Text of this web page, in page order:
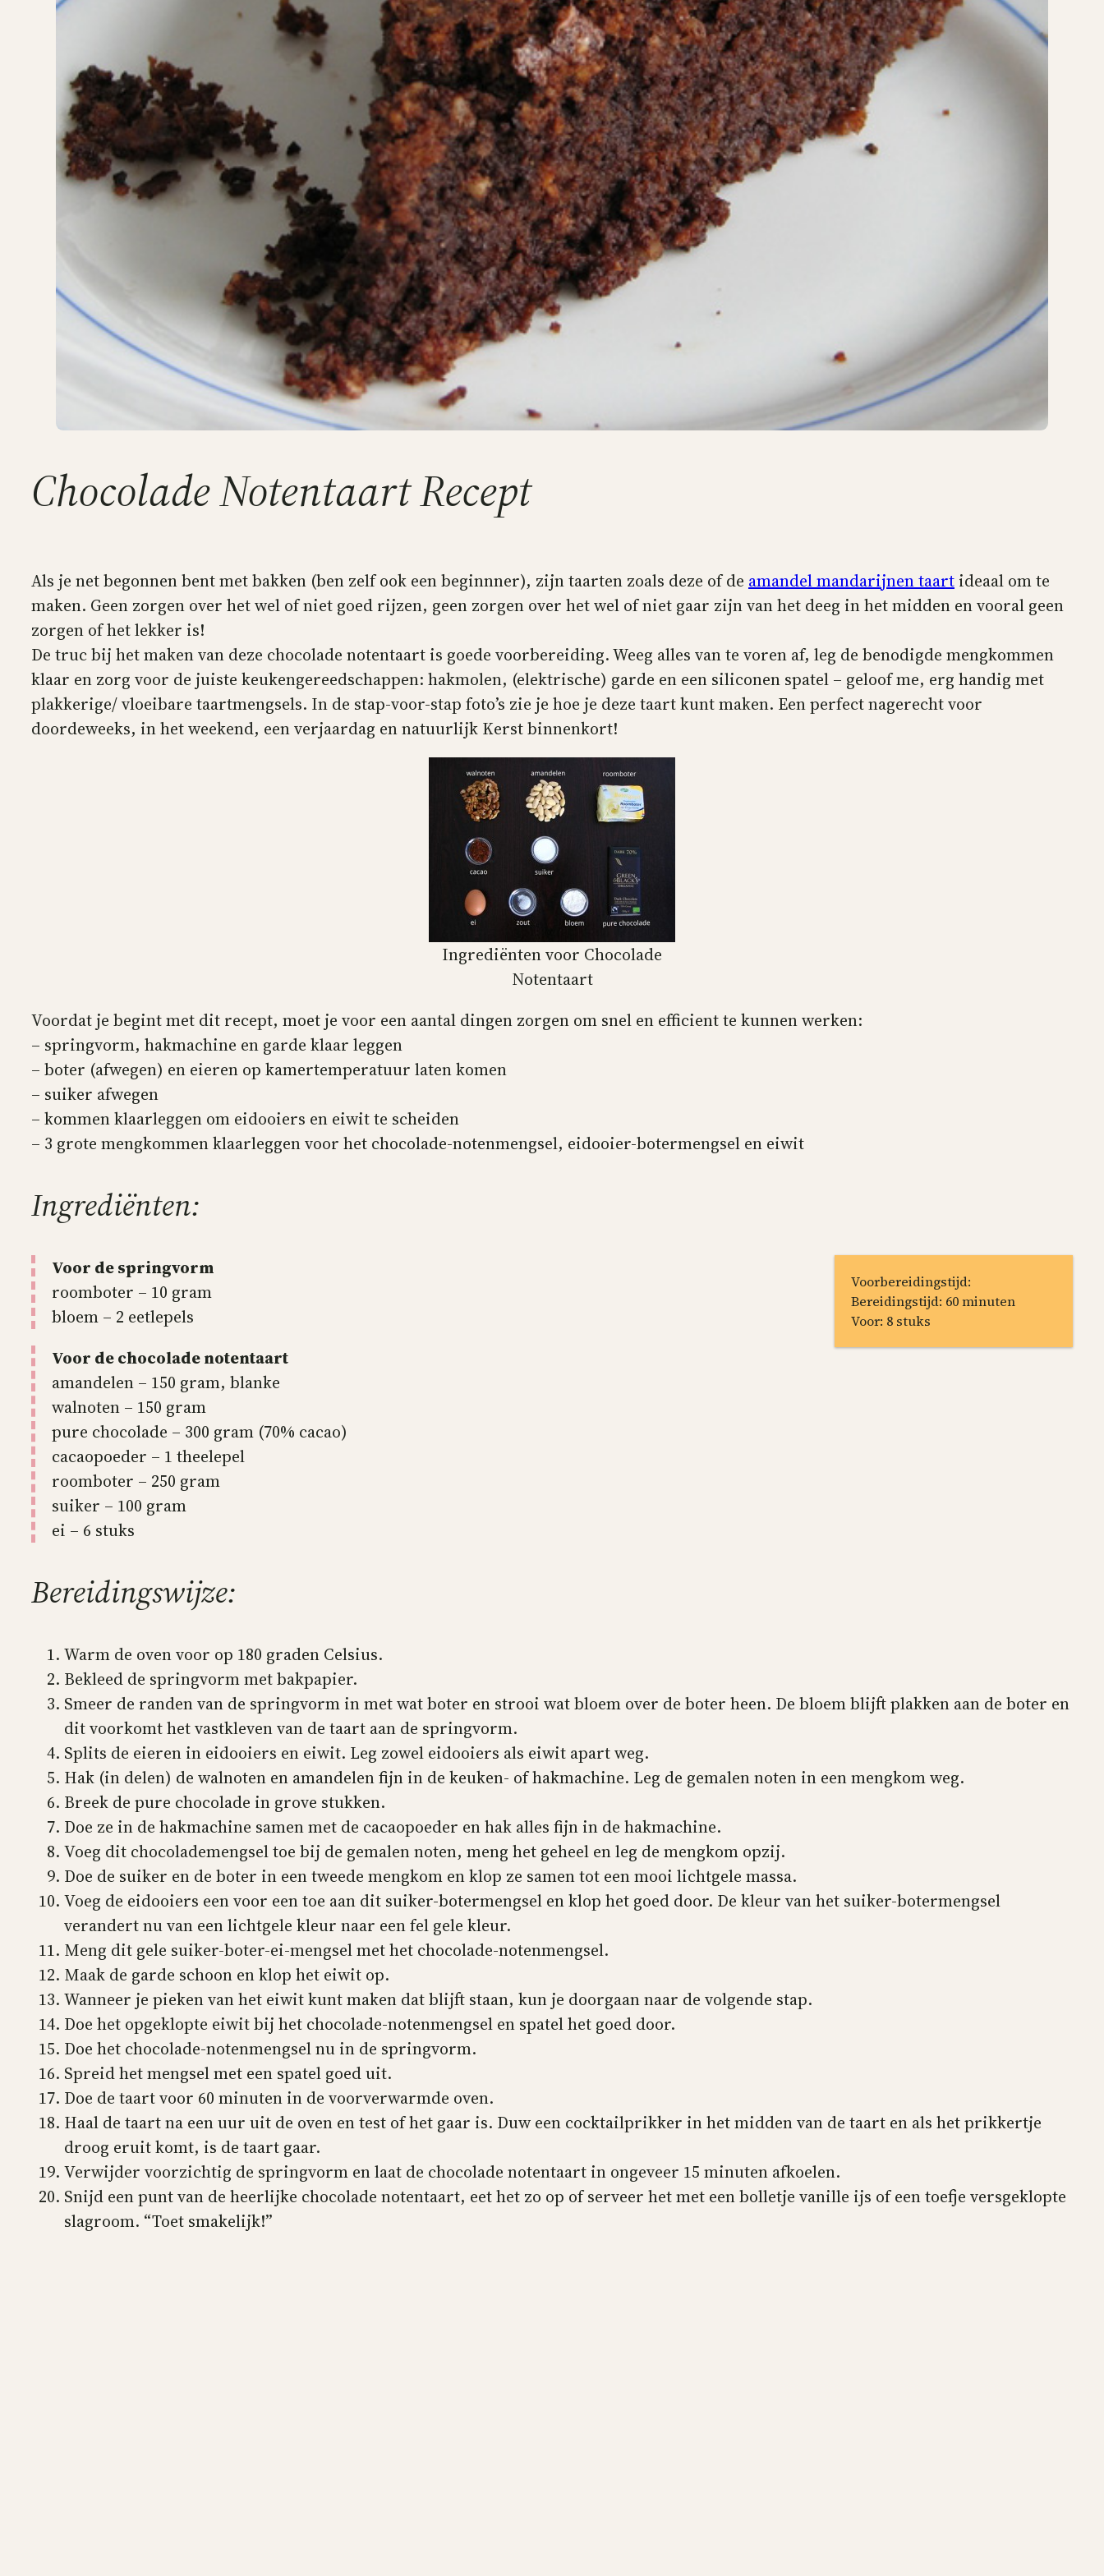
Chocolade Notentaart Recept
Als je net begonnen bent met bakken (ben zelf ook een beginnner), zijn taarten zoals deze of de amandel mandarijnen taart ideaal om te
maken. Geen zorgen over het wel of niet goed rijzen, geen zorgen over het wel of niet gaar zijn van het deeg in het midden en vooral geen
zorgen of het lekker is!
De truc bij het maken van deze chocolade notentaart is goede voorbereiding. Weeg alles van te voren af, leg de benodigde mengkommen
klaar en zorg voor de juiste keukengereedschappen: hakmolen, (elektrische) garde en een siliconen spatel – geloof me, erg handig met
plakkerige/ vloeibare taartmengsels. In de stap-voor-stap foto’s zie je hoe je deze taart kunt maken. Een perfect nagerecht voor
doordeweeks, in het weekend, een verjaardag en natuurlijk Kerst binnenkort!
Ingrediënten voor Chocolade
Notentaart
Voordat je begint met dit recept, moet je voor een aantal dingen zorgen om snel en efficient te kunnen werken:
– springvorm, hakmachine en garde klaar leggen
– boter (afwegen) en eieren op kamertemperatuur laten komen
– suiker afwegen
– kommen klaarleggen om eidooiers en eiwit te scheiden
– 3 grote mengkommen klaarleggen voor het chocolade-notenmengsel, eidooier-botermengsel en eiwit
Ingrediënten:
Voorbereidingstijd:
Bereidingstijd: 60 minuten
Voor: 8 stuks
Voor de springvorm
roomboter – 10 gram
bloem – 2 eetlepels
Voor de chocolade notentaart
amandelen – 150 gram, blanke
walnoten – 150 gram
pure chocolade – 300 gram (70% cacao)
cacaopoeder – 1 theelepel
roomboter – 250 gram
suiker – 100 gram
ei – 6 stuks
Bereidingswijze:
Warm de oven voor op 180 graden Celsius.
Bekleed de springvorm met bakpapier.
Smeer de randen van de springvorm in met wat boter en strooi wat bloem over de boter heen. De bloem blijft plakken aan de boter en
dit voorkomt het vastkleven van de taart aan de springvorm.
Splits de eieren in eidooiers en eiwit. Leg zowel eidooiers als eiwit apart weg.
Hak (in delen) de walnoten en amandelen fijn in de keuken- of hakmachine. Leg de gemalen noten in een mengkom weg.
Breek de pure chocolade in grove stukken.
Doe ze in de hakmachine samen met de cacaopoeder en hak alles fijn in de hakmachine.
Voeg dit chocolademengsel toe bij de gemalen noten, meng het geheel en leg de mengkom opzij.
Doe de suiker en de boter in een tweede mengkom en klop ze samen tot een mooi lichtgele massa.
Voeg de eidooiers een voor een toe aan dit suiker-botermengsel en klop het goed door. De kleur van het suiker-botermengsel
verandert nu van een lichtgele kleur naar een fel gele kleur.
Meng dit gele suiker-boter-ei-mengsel met het chocolade-notenmengsel.
Maak de garde schoon en klop het eiwit op.
Wanneer je pieken van het eiwit kunt maken dat blijft staan, kun je doorgaan naar de volgende stap.
Doe het opgeklopte eiwit bij het chocolade-notenmengsel en spatel het goed door.
Doe het chocolade-notenmengsel nu in de springvorm.
Spreid het mengsel met een spatel goed uit.
Doe de taart voor 60 minuten in de voorverwarmde oven.
Haal de taart na een uur uit de oven en test of het gaar is. Duw een cocktailprikker in het midden van de taart en als het prikkertje
droog eruit komt, is de taart gaar.
Verwijder voorzichtig de springvorm en laat de chocolade notentaart in ongeveer 15 minuten afkoelen.
Snijd een punt van de heerlijke chocolade notentaart, eet het zo op of serveer het met een bolletje vanille ijs of een toefje versgeklopte
slagroom. “Toet smakelijk!”